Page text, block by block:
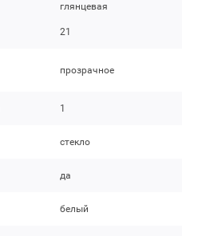
глянцевая
21
прозрачное
1
стекло
да
белый